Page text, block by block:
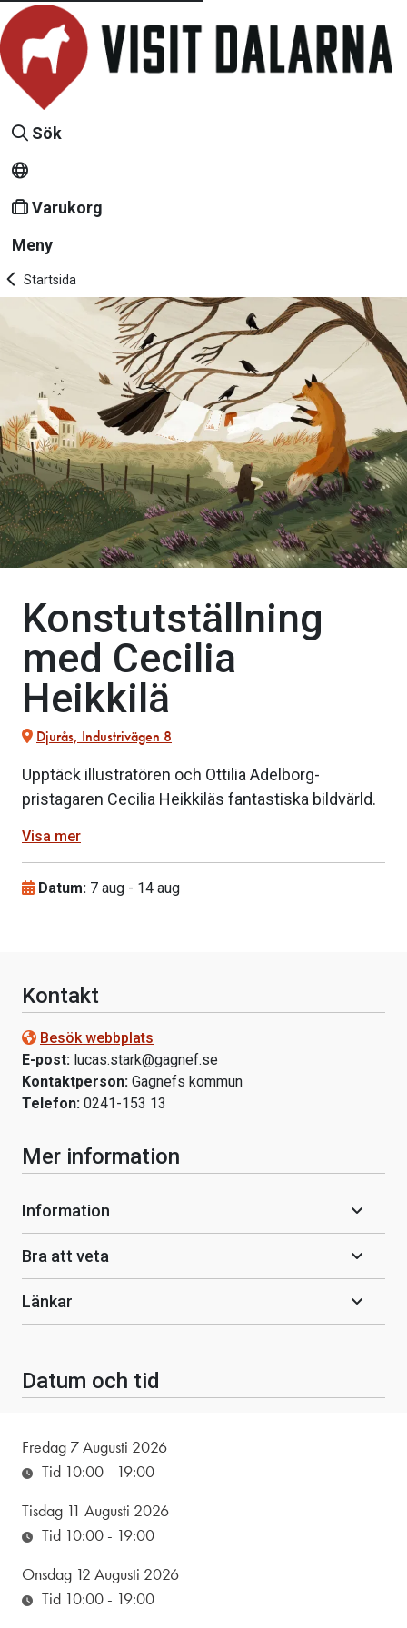
Sök
Varukorg
Meny
Startsida
Konstutställning
med Cecilia
Heikkilä
Djurås, Industrivägen 8
Upptäck illustratören och Ottilia Adelborg-
pristagaren Cecilia Heikkiläs fantastiska bildvärld.
Visa mer
Datum: 7 aug - 14 aug
Kontakt
Besök webbplats
E-post: lucas.stark@gagnef.se
Kontaktperson: Gagnefs kommun
Telefon: 0241-153 13
Mer information
Information
Bra att veta
Länkar
Datum och tid
Fredag 7 Augusti 2026
Tid 10:00 - 19:00
Tisdag 11 Augusti 2026
Tid 10:00 - 19:00
Onsdag 12 Augusti 2026
Tid 10:00 - 19:00